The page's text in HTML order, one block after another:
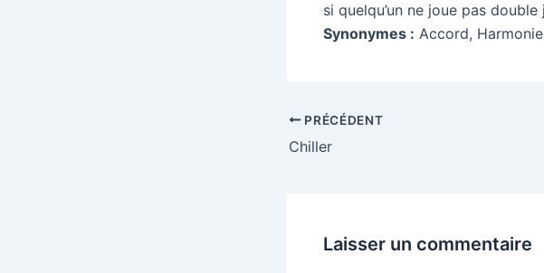
si quelqu’un ne joue pas
Synonymes : Accord,
PRÉCÉDENT
Chiller
Laisser un commentaire